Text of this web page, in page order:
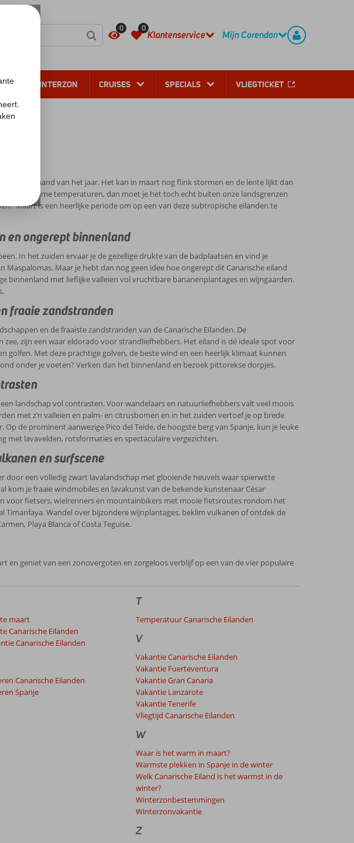
0 0
Klantenservice Mijn Corendon
WINTERZON CRUISES SPECIALS VLIEGTICKET
deze maand van het jaar. Het kan in maart nog flink stormen en de lente lijkt dan
aangename temperaturen, dan moet je het toch echt buiten onze landsgrenzen
Maart is een heerlijke periode om op een van deze subtropische eilanden te
en ongerept binnenland
In het zuiden ervaar je de gezellige drukte van de badplaatsen en vind je
Maar je hebt dan nog geen idee hoe ongerept dit Canarische eiland
binnenland met lieflijke valleien vol vruchtbare bananenplantages en wijngaarden.
fraaie zandstranden
en de fraaiste zandstranden van de Canarische Eilanden. De
zijn een waar eldorado voor strandliefhebbers. Het eiland is dé ideale spot voor
golfen. Met deze prachtige golven, de beste wind en een heerlijk klimaat kunnen
onder je voeten? Verken dan het binnenland en bezoek pittorekse dorpjes.
landschap vol contrasten. Voor wandelaars en natuurliefhebbers valt veel moois
met z’n valleien en palm- en citrusbomen en in het zuiden vertoef je op brede
de prominent aanwezige Pico del Teide, de hoogste berg van Spanje, kun je leuke
met lavavelden, rotsformaties en spectaculaire vergezichten.
en surfscene
door een volledig zwart lavalandschap met glooiende heuvels waar spierwitte
kom je fraaie windmobiles en lavakunst van de bekende kunstenaar César
voor fietsers, wielrenners en mountainbikers met mooie fietsroutes rondom het
Timanfaya. Wandel over bijzondere wijnplantages, beklim vulkanen of ontdek de
Playa Blanca of Costa Teguise.
en geniet van een zonovergoten en zorgeloos verblijf op een van de vier populaire
maart
Canarische Eilanden
Canarische Eilanden
Canarische Eilanden
Spanje
T
Temperatuur Canarische Eilanden
V
Vakantie Canarische Eilanden
Vakantie Fuerteventura
Vakantie Gran Canaria
Vakantie Lanzarote
Vakantie Tenerife
Vliegtijd Canarische Eilanden
W
Waar is het warm in maart?
Warmste plekken in Spanje in de winter
Welk Canarische Eiland is het warmst in de
winter?
Winterzonbestemmingen
Winterzonvakantie
Z